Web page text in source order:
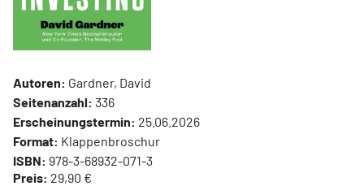
Autoren: Gardner, David
Seitenanzahl: 336
Erscheinungstermin: 25.06.2026
Format: Klappenbroschur
ISBN: 978-3-68932-071-3
Preis: 29,90 €